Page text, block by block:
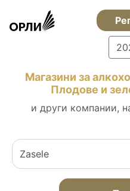
Магазини за
Плодове и
и други компании,